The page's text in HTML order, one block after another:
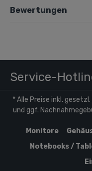
Bewertungen
Service-
* Alle Preise inkl.
und ggf.
Monitore
Notebooks /